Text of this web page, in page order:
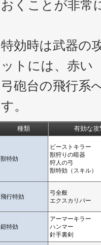
おくことが非常
特効時は武器の
ットには、赤い
弓砲台の飛行系
す。
種類 有効な攻
獣特効
ビーストキラー
獣狩りの暗器
狩人の弓
獣特効（スキル）
飛行特効
弓全般
エクスカリバー
鎧特効
アーマーキラー
ハンマー
針手裏剣